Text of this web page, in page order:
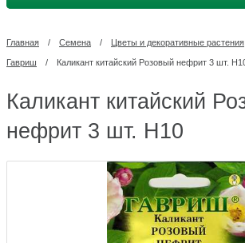
Главная / Семена / Цветы и декоративные растения
Гавриш / Каликант китайский Розовый нефрит 3 шт.
Каликант китайский
нефрит 3 шт. Н10